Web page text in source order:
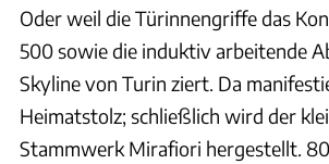
Oder weil die Türinnengriffe das
500 sowie die induktiv arbeitende
Skyline von Turin ziert. Da
Heimatstolz; schließlich wird der
Stammwerk Mirafiori hergestellt.